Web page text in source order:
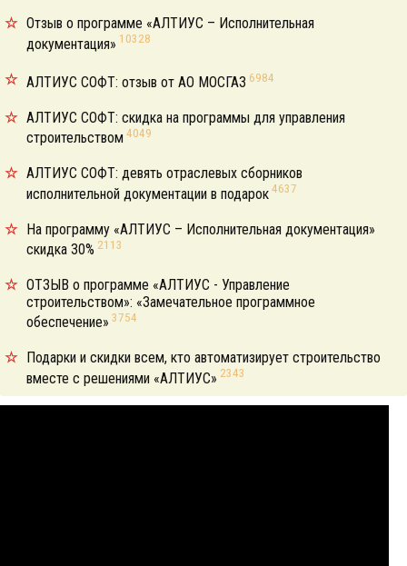
Отзыв о программе «АЛТИУС – Исполнительная
документация» 10328
АЛТИУС СОФТ: отзыв от АО МОСГАЗ 6984
АЛТИУС СОФТ: cкидка на программы для управления
строительством 4049
АЛТИУС СОФТ: девять отраслевых сборников
исполнительной документации в подарок 4637
На программу «АЛТИУС – Исполнительная документация»
скидка 30% 2113
ОТЗЫВ о программе «АЛТИУС - Управление
строительством»: «Замечательное программное
обеспечение» 3754
Подарки и скидки всем, кто автоматизирует строительство
вместе с решениями «АЛТИУС» 2343